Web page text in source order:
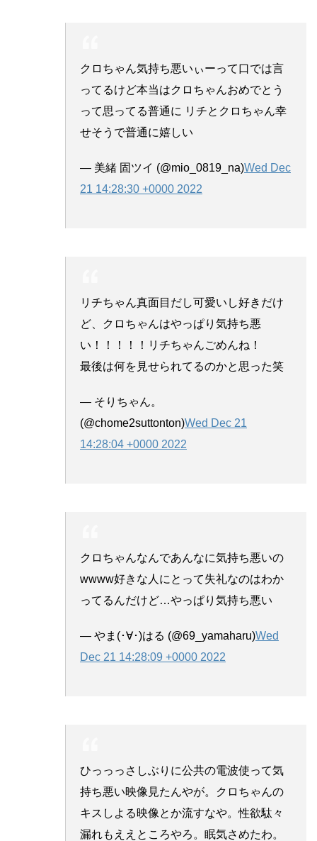
クロちゃん気持ち悪いぃーって口では言
ってるけど本当はクロちゃんおめでとう
って思ってる普通に リチとクロちゃん幸
せそうで普通に嬉しい
— 美緒 固ツイ (@mio_0819_na)Wed Dec
21 14:28:30 +0000 2022
リチちゃん真面目だし可愛いし好きだけ
ど、クロちゃんはやっぱり気持ち悪
い！！！！！リチちゃんごめんね！
最後は何を見せられてるのかと思った笑
— そりちゃん。
(@chome2suttonton)Wed Dec 21
14:28:04 +0000 2022
クロちゃんなんであんなに気持ち悪いの
wwww好きな人にとって失礼なのはわか
ってるんだけど…やっぱり気持ち悪い
— やま(･∀･)はる (@69_yamaharu)Wed
Dec 21 14:28:09 +0000 2022
ひっっっさしぶりに公共の電波使って気
持ち悪い映像見たんやが。クロちゃんの
キスしよる映像とか流すなや。性欲駄々
漏れもええところやろ。眠気さめたわ。